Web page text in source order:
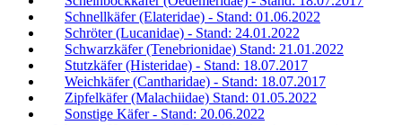
Schnellkäfer (Elateridae) - Stand: 01.06.2022
Schröter (Lucanidae) - Stand: 24.01.2022
Schwarzkäfer (Tenebrionidae) Stand: 21.01.2022
Stutzkäfer (Histeridae) - Stand: 18.07.2017
Weichkäfer (Cantharidae) - Stand: 18.07.2017
Zipfelkäfer (Malachiidae) Stand: 01.05.2022
Sonstige Käfer - Stand: 20.06.2022